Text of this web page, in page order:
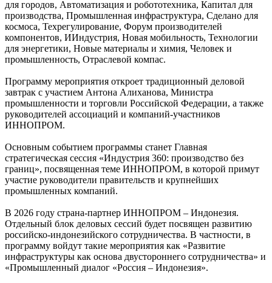
для городов, Автоматизация и робототехника, Капитал для
производства, Промышленная инфраструктура, Сделано для
космоса, Техрегулирование, Форум производителей
компонентов, ИИндустрия, Новая мобильность, Технологии
для энергетики, Новые материалы и химия, Человек и
промышленность, Отраслевой компас.
Программу мероприятия откроет традиционный деловой
завтрак с участием Антона Алиханова, Министра
промышленности и торговли Российской Федерации, а также
руководителей ассоциаций и компаний-участников
ИННОПРОМ.
Основным событием программы станет Главная
стратегическая сессия «Индустрия 360: производство без
границ», посвященная теме ИННОПРОМ, в которой примут
участие руководители правительств и крупнейших
промышленных компаний.
В 2026 году страна-партнер ИННОПРОМ – Индонезия.
Отдельный блок деловых сессий будет посвящен развитию
российско-индонезийского сотрудничества. В частности, в
программу войдут такие мероприятия как «Развитие
инфраструктуры как основа двустороннего сотрудничества» и
«Промышленный диалог «Россия – Индонезия».